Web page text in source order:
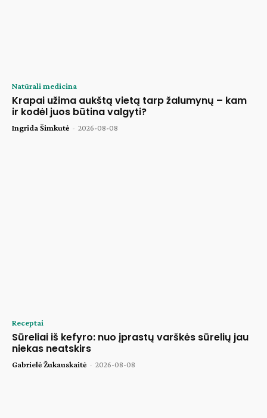
Natūrali medicina
Krapai užima aukštą vietą tarp žalumynų – kam
ir kodėl juos būtina valgyti?
Ingrida Šimkutė - 2026-08-08
Receptai
Sūreliai iš kefyro: nuo įprastų varškės sūrelių jau
niekas neatskirs
Gabrielė Žukauskaitė - 2026-08-08